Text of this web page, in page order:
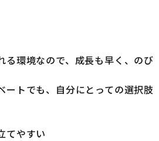
る環境なので、成長も早く、のび
トでも、自分にとっての選択肢
てやすい